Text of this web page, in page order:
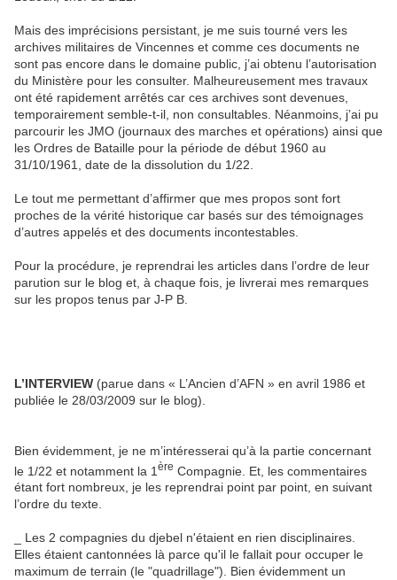
Mais des imprécisions persistant, je me suis tourné vers les
archives militaires de Vincennes et comme ces documents ne
sont pas encore dans le domaine public, j’ai obtenu l’autorisation
du Ministère pour les consulter. Malheureusement mes travaux
ont été rapidement arrêtés car ces archives sont devenues,
temporairement semble-t-il, non consultables. Néanmoins, j’ai pu
parcourir les JMO (journaux des marches et opérations) ainsi que
les Ordres de Bataille pour la période de début 1960 au
31/10/1961, date de la dissolution du 1/22.
Le tout me permettant d’affirmer que mes propos sont fort
proches de la vérité historique car basés sur des témoignages
d’autres appelés et des documents incontestables.
Pour la procédure, je reprendrai les articles dans l’ordre de leur
parution sur le blog et, à chaque fois, je livrerai mes remarques
sur les propos tenus par J-P B.
L’INTERVIEW (parue dans « L’Ancien d’AFN » en avril 1986 et
publiée le 28/03/2009 sur le blog).
Bien évidemment, je ne m’intéresserai qu’à la partie concernant
le 1/22 et notamment la 1 ère Compagnie. Et, les commentaires
étant fort nombreux, je les reprendrai point par point, en suivant
l’ordre du texte.
_ Les 2 compagnies du djebel n'étaient en rien disciplinaires.
Elles étaient cantonnées là parce qu'il le fallait pour occuper le
maximum de terrain (le "quadrillage"). Bien évidemment un